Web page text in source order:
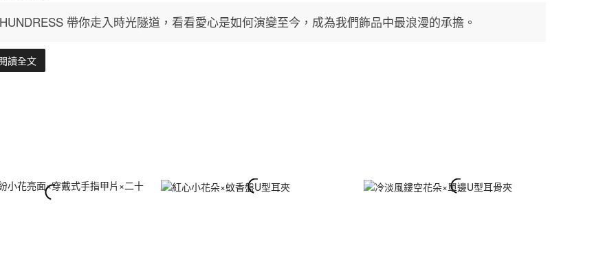
HUNDRESS 帶你走入時光隧道，看看愛心是如何演變至今，成為我們飾品中最浪漫的承擔。
讀全文